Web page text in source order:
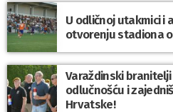
U odličnoj utakmici i
otvorenju stadiona
Varaždinski branitelji
odlučnošću i
Hrvatske!